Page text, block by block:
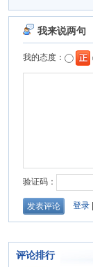
评论排行